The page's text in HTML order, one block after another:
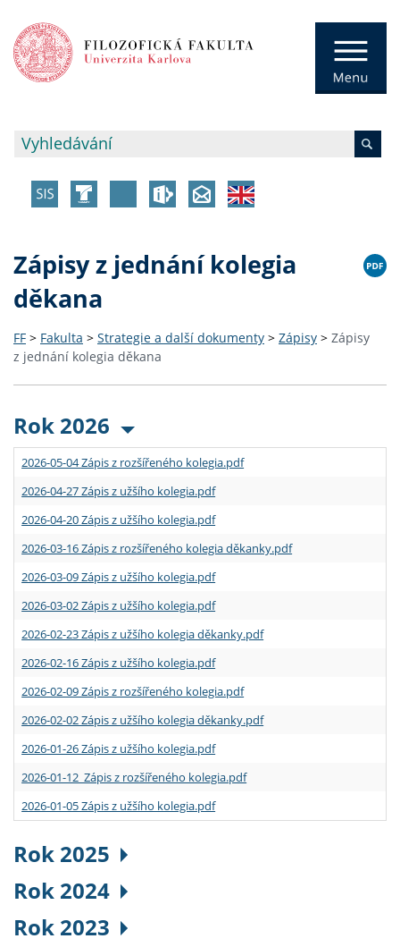
Zápisy z jednání kolegia
děkana
FF > Fakulta > Strategie a další dokumenty > Zápisy > Zápisy
z jednání kolegia děkana
Rok 2026
2026-05-04 Zápis z rozšířeného kolegia.pdf
2026-04-27 Zápis z užšího kolegia.pdf
2026-04-20 Zápis z užšího kolegia.pdf
2026-03-16 Zápis z rozšířeného kolegia děkanky.pdf
2026-03-09 Zápis z užšího kolegia.pdf
2026-03-02 Zápis z užšího kolegia.pdf
2026-02-23 Zápis z užšího kolegia děkanky.pdf
2026-02-16 Zápis z užšího kolegia.pdf
2026-02-09 Zápis z rozšířeného kolegia.pdf
2026-02-02 Zápis z užšího kolegia děkanky.pdf
2026-01-26 Zápis z užšího kolegia.pdf
2026-01-12 Zápis z rozšířeného kolegia.pdf
2026-01-05 Zápis z užšího kolegia.pdf
Rok 2025
Rok 2024
Rok 2023